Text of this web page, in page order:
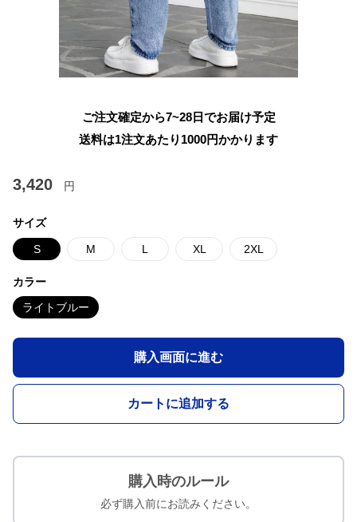
ご注文確定から7~28日でお届け予定
送料は1注文あたり 1000円かかります
3,420 円
サイズ
S M L XL 2XL
カラー
ライトブルー
購入画面に進む
カートに追加する
購入時のルール
必ず購入前にお読みください。